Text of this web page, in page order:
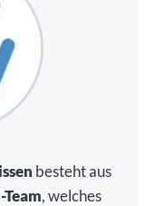
besteht aus
, welches